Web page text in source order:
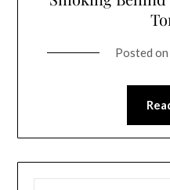
Posted on